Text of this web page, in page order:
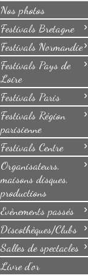
Nos photos
Festivals Bretagne
›
Festivals Normandie›
Festivals Pays de
Loire
›
Festivals Paris ›
Festivals Région
parisienne
›
Festivals Centre ›
Organisateurs,
maisons disques,
productions
›
Evènements passés ›
Discothèques/Clubs ›
Salles de spectacles ›
Livre d'or